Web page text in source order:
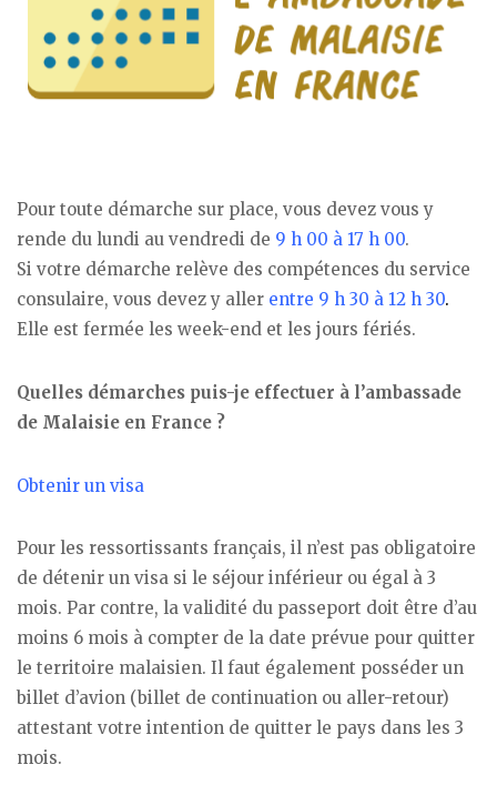
Pour toute démarche sur place, vous devez vous y
rende du lundi au vendredi de 9 h 00 à 17 h 00.
Si votre démarche relève des compétences du service
consulaire, vous devez y aller entre 9 h 30 à 12 h 30.
Elle est fermée les week-end et les jours fériés.
Quelles démarches puis-je effectuer à l’ambassade
de Malaisie en France ?
Obtenir un visa
Pour les ressortissants français, il n’est pas obligatoire
de détenir un visa si le séjour inférieur ou égal à 3
mois. Par contre, la validité du passeport doit être d’au
moins 6 mois à compter de la date prévue pour quitter
le territoire malaisien. Il faut également posséder un
billet d’avion (billet de continuation ou aller-retour)
attestant votre intention de quitter le pays dans les 3
mois.